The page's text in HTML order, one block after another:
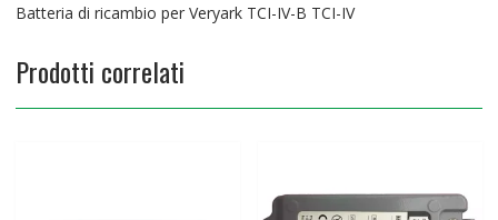
Batteria di ricambio per Veryark TCI-IV-B TCI-IV
Prodotti correlati